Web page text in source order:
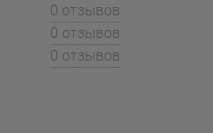
0 отзывов
0 отзывов
0 отзывов